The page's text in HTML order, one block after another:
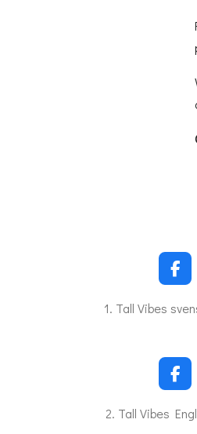
F
a
c
o
k
1. Tall Vibes
F
a
c
2. Tall Vibes